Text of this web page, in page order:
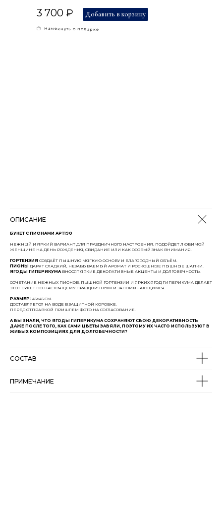
3 700 ₽
Намекнуть о подарке
Добавить в корзину
ОПИСАНИЕ
БУКЕТ С ПИОНАМИ АРТ190
НЕЖНЫЙ И ЯРКИЙ ВАРИАНТ ДЛЯ ПРАЗДНИЧНОГО НАСТРОЕНИЯ. ПОДОЙДЕТ ЛЮБИМОЙ
ЖЕНЩИНЕ НА ДЕНЬ РОЖДЕНИЯ, СВИДАНИЕ ИЛИ КАК ОСОБЫЙ ЗНАК ВНИМАНИЯ.
ГОРТЕНЗИЯ СОЗДАЁТ ПЫШНУЮ МЯГКУЮ ОСНОВУ И БЛАГОРОДНЫЙ ОБЪЁМ.
ПИОНЫ ДАРЯТ СЛАДКИЙ, НЕЗАБЫВАЕМЫЙ АРОМАТ И РОСКОШНЫЕ ПЫШНЫЕ ШАПКИ.
ЯГОДЫ ГИПЕРИКУМА ВНОСЯТ ЯРКИЕ ДЕКОРАТИВНЫЕ АКЦЕНТЫ И ДОЛГОВЕЧНОСТЬ.
СОЧЕТАНИЕ НЕЖНЫХ ПИОНОВ, ПЫШНОЙ ГОРТЕНЗИИ И ЯРКИХ ЯГОД ГИПЕРИКУМА ДЕЛАЕТ
ЭТОТ БУКЕТ ПО-НАСТОЯЩЕМУ ПРАЗДНИЧНЫМ И ЗАПОМИНАЮЩИМСЯ.
РАЗМЕР: 45×45 СМ.
ДОСТАВЛЯЕТСЯ НА ВОДЕ В ЗАЩИТНОЙ КОРОБКЕ.
ПЕРЕД ОТПРАВКОЙ ПРИШЛЕМ ФОТО НА СОГЛАСОВАНИЕ.
А ВЫ ЗНАЛИ, ЧТО ЯГОДЫ ГИПЕРИКУМА СОХРАНЯЮТ СВОЮ ДЕКОРАТИВНОСТЬ
ДАЖЕ ПОСЛЕ ТОГО, КАК САМИ ЦВЕТЫ ЗАВЯЛИ, ПОЭТОМУ ИХ ЧАСТО ИСПОЛЬЗУЮТ В
ЖИВЫХ КОМПОЗИЦИЯХ ДЛЯ ДОЛГОВЕЧНОСТИ?
СОСТАВ
ПРИМЕЧАНИЕ